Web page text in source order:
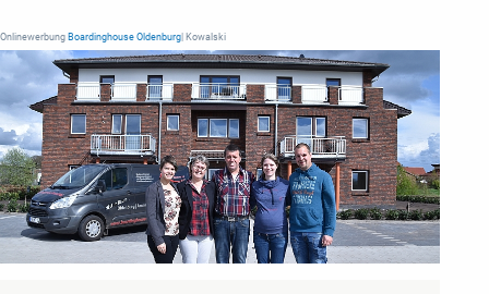
Onlinewerbung Boardinghouse Oldenburg | Kowalski